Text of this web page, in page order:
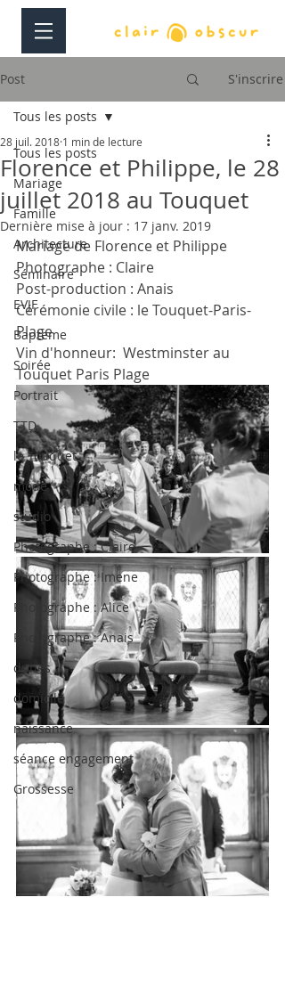
Post S'inscrire
Tous les posts
Mariage
Famille
Architecture
Séminaire
EVJF
Bapteme
Soirée
Portrait
TTD
le Touquet
mode
studio
Photographe : Claire
Photographe : Imene
Photographe : Alice
Photographe : Anais
dunes
domicile
naissance
séance engagement
Grossesse
Tous les posts
Florence et Philippe, le 28
juillet 2018 au Touquet
28 juil. 2018 1 min de lecture
Dernière mise à jour : 17 janv. 2019
Mariage de Florence et Philippe
Photographe : Claire
Post-production : Anais
Cérémonie civile : le Touquet-Paris-
Plage
Vin d'honneur:  Westminster au
Touquet Paris Plage